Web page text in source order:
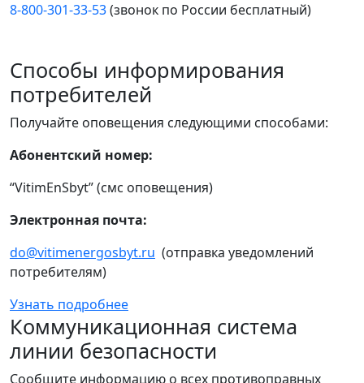
8-800-301-33-53(звонок по России бесплатный)
Способы информирования
потребителей
Получайте оповещения следующими способами:
Абонентский номер:
“VitimEnSbyt” (смс оповещения)
Электронная почта:
do@vitimenergosbyt.ru (отправка уведомлений
потребителям)
Узнать подробнее
Коммуникационная система
линии безопасности
Сообщите информацию о всех противоправных